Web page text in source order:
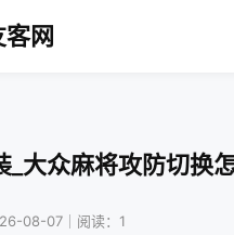
客网
大众麻将攻防切换
08-07｜阅读：1